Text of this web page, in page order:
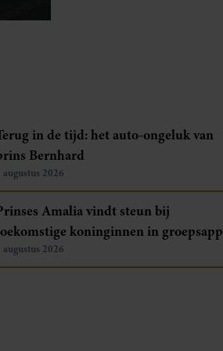
in de tijd: het auto-ongeluk van
Bernhard
augustus 2026
Amalia vindt steun bij
koninginnen in groepsapp
augustus 2026